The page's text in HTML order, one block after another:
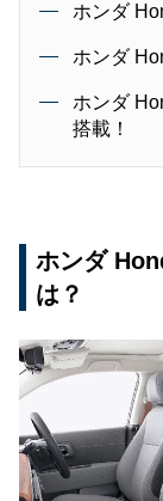
ホンダ
ホンダ
ホンダ
搭載！
ホンダ
は？